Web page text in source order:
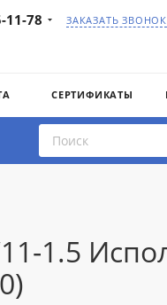
11-78 ЗАКАЗАТЬ ЗВОНОК
СЕРТИФИКАТЫ
1.5